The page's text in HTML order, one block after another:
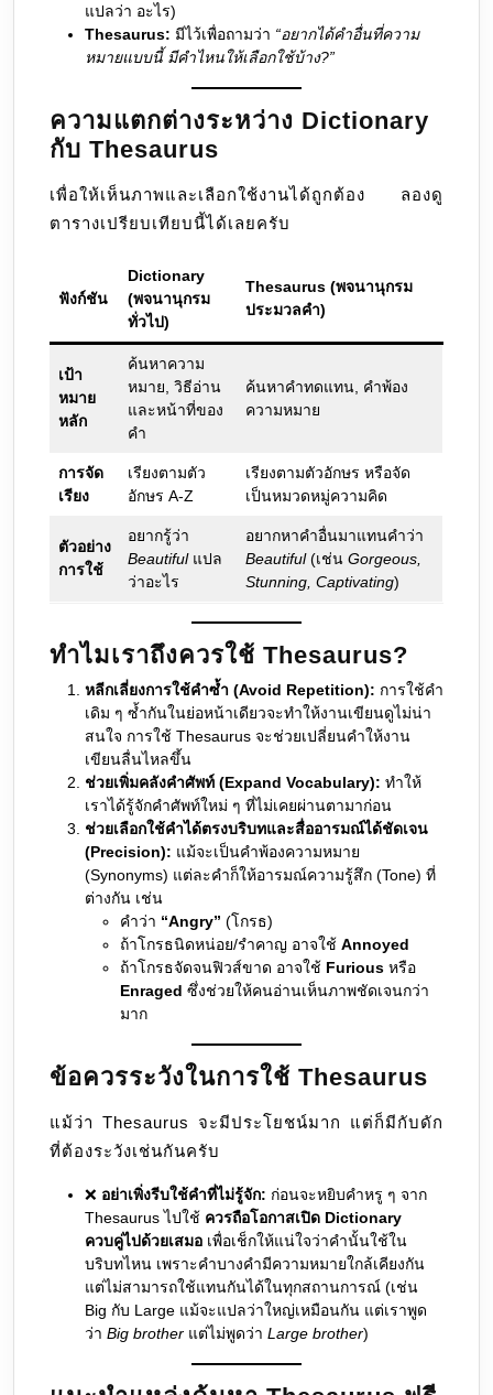
แปลว่า อะไร)
Thesaurus: มีไว้เพื่อถามว่า “อยากได้คำอื่นที่ความ
หมายแบบนี้ มีคำไหนให้เลือกใช้บ้าง?”
ความแตกต่างระหว่าง Dictionary
กับ Thesaurus
เพื่อให้เห็นภาพและเลือกใช้งานได้ถูกต้อง ลองดู
ตารางเปรียบเทียบนี้ได้เลยครับ
ฟังก์ชัน
Dictionary
(พจนานุกรม
ทั่วไป)
Thesaurus (พจนานุกรม
ประมวลคำ)
เป้า
หมาย
หลัก
ค้นหาความ
หมาย, วิธีอ่าน
และหน้าที่ของ
คำ
ค้นหาคำทดแทน, คำพ้อง
ความหมาย
การจัด
เรียง
เรียงตามตัว
อักษร A-Z
เรียงตามตัวอักษร หรือจัด
เป็นหมวดหมู่ความคิด
ตัวอย่าง
การใช้
อยากรู้ว่า
Beautifulแปล
ว่าอะไร
อยากหาคำอื่นมาแทนคำว่า
Beautiful(เช่น Gorgeous,
Stunning, Captivating)
ทำไมเราถึงควรใช้ Thesaurus?
หลีกเลี่ยงการใช้คำซ้ำ (Avoid Repetition): การใช้คำ
เดิม ๆ ซ้ำกันในย่อหน้าเดียวจะทำให้งานเขียนดูไม่น่า
สนใจ การใช้ Thesaurus จะช่วยเปลี่ยนคำให้งาน
เขียนลื่นไหลขึ้น
ช่วยเพิ่มคลังคำศัพท์ (Expand Vocabulary): ทำให้
เราได้รู้จักคำศัพท์ใหม่ ๆ ที่ไม่เคยผ่านตามาก่อน
ช่วยเลือกใช้คำได้ตรงบริบทและสื่ออารมณ์ได้ชัดเจน
(Precision): แม้จะเป็นคำพ้องความหมาย
(Synonyms) แต่ละคำก็ให้อารมณ์ความรู้สึก (Tone) ที่
ต่างกัน เช่น
คำว่า “Angry” (โกรธ)
ถ้าโกรธนิดหน่อย/รำคาญ อาจใช้ Annoyed
ถ้าโกรธจัดจนฟิวส์ขาด อาจใช้ Furious หรือ
Enraged ซึ่งช่วยให้คนอ่านเห็นภาพชัดเจนกว่า
มาก
ข้อควรระวังในการใช้ Thesaurus
แม้ว่า Thesaurus จะมีประโยชน์มาก แต่ก็มีกับดัก
ที่ต้องระวังเช่นกันครับ
❌ อย่าเพิ่งรีบใช้คำที่ไม่รู้จัก: ก่อนจะหยิบคำหรู ๆ จาก
Thesaurus ไปใช้ ควรถือโอกาสเปิด Dictionary
ควบคู่ไปด้วยเสมอ เพื่อเช็กให้แน่ใจว่าคำนั้นใช้ใน
บริบทไหน เพราะคำบางคำมีความหมายใกล้เคียงกัน
แต่ไม่สามารถใช้แทนกันได้ในทุกสถานการณ์ (เช่น
Big กับ Large แม้จะแปลว่าใหญ่เหมือนกัน แต่เราพูด
ว่า Big brother แต่ไม่พูดว่า Large brother)